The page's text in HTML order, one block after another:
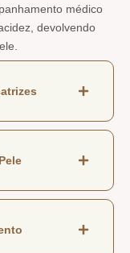
médico
devolvendo